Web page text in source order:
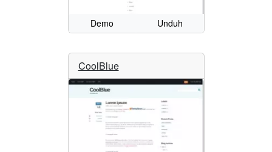
Demo Unduh
CoolBlue